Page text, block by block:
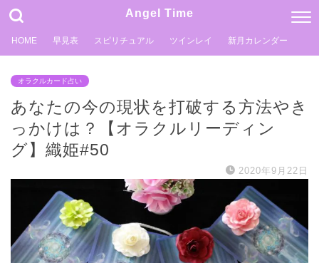
Angel Time
HOME 早見表 スピリチュアル ツインレイ 新月カレンダー
オラクルカード占い
あなたの今の現状を打破する方法やき
っかけは？【オラクルリーディン
グ】織姫#50
2020年9月22日